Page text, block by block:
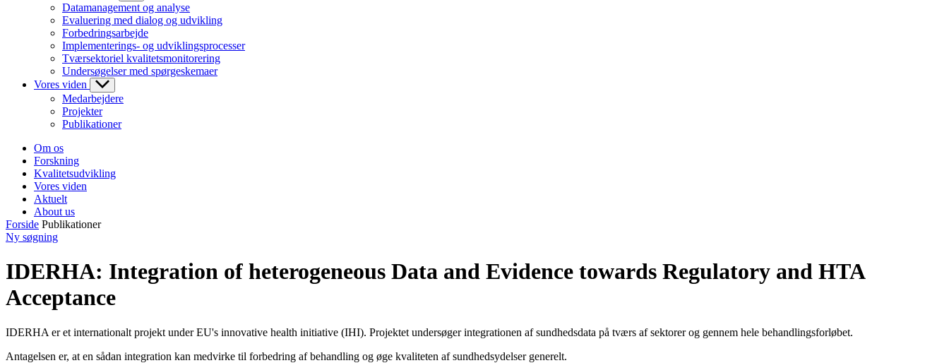
Datamanagement og analyse
Evaluering med dialog og udvikling
Forbedringsarbejde
Implementerings- og udviklingsprocesser
Tværsektoriel kvalitetsmonitorering
Undersøgelser med spørgeskemaer
Vores viden
Medarbejdere
Projekter
Publikationer
Om os
Forskning
Kvalitetsudvikling
Vores viden
Aktuelt
About us
Forside Publikationer
Ny søgning
IDERHA: Integration of heterogeneous Data and Evidence towards Regulatory and HTA
Acceptance
IDERHA er et internationalt projekt under EU's innovative health initiative (IHI). Projektet undersøger integrationen af sundhedsdata på tværs af sektorer og gennem hele behandlingsforløbet.
Antagelsen er, at en sådan integration kan medvirke til forbedring af behandling og øge kvaliteten af sundhedsydelser generelt.